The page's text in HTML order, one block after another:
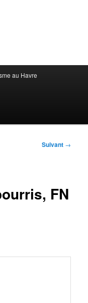
au Havre
Suivant →
FN